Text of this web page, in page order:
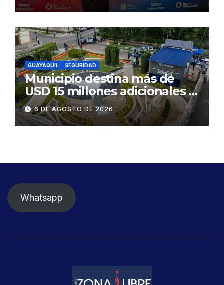
GUAYAQUIL SEGURIDAD
Municipio destina más de
USD 15 millones adicionales a
SEGURA EP para fortalecer la
seguridad ciudadana
6 DE AGOSTO DE 2026
Whatsapp